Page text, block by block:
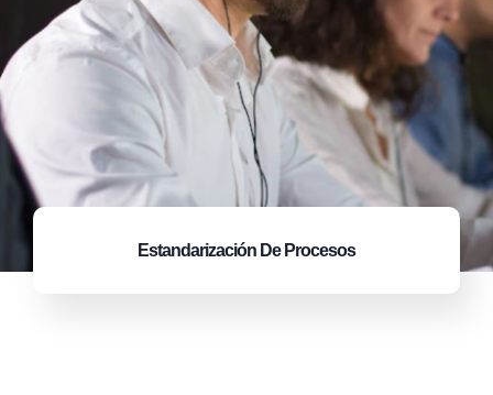
Estandarización De Procesos